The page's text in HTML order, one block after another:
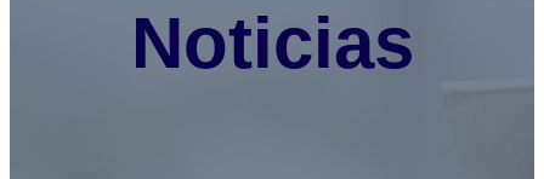
Noticias
Encuentros Som Digitals
Eventos de interés
Noticias